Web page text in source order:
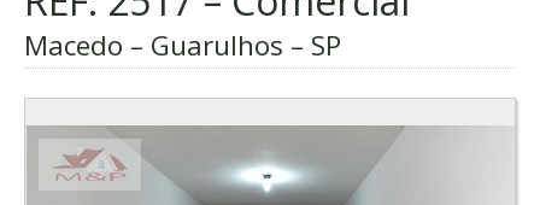
Macedo – Guarulhos – SP